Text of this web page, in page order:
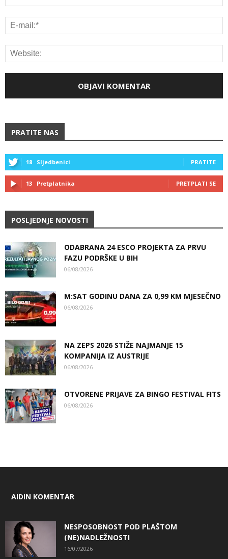
PRATITE NAS
18 Sljedbenici PRATITE
13 Pretplatnika PRETPLATI SE
POSLJEDNJE NOVOSTI
ODABRANA 24 ESCO PROJEKTA ZA PRVU
FAZU PODRŠKE U BIH
06/08/2026
M:SAT GODINU DANA ZA 0,99 KM MJESEČNO
06/08/2026
NA ZEPS 2026 STIŽE NAJMANJE 15
KOMPANIJA IZ AUSTRIJE
06/08/2026
OTVORENE PRIJAVE ZA BINGO FESTIVAL FITS
06/08/2026
AIDIN KOMENTAR
NESPOSOBNOST POD PLAŠTOM
(NE)NADLEŽNOSTI
16/07/2026